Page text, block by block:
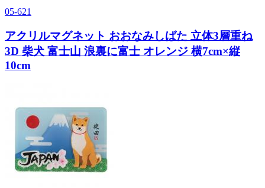
05-621
アクリルマグネット おおなみしばた 立体3層重ね
3D 柴犬 富士山 浪裏に富士 オレンジ 横7cm×縦
10cm